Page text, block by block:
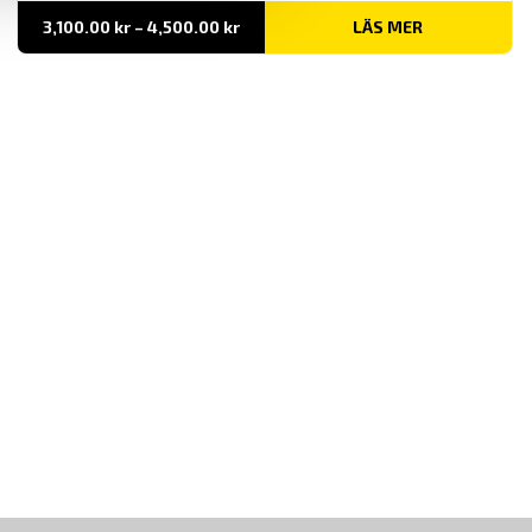
3,100.00 kr – 4,500.00 krPrisintervall:
till
LÄS MER